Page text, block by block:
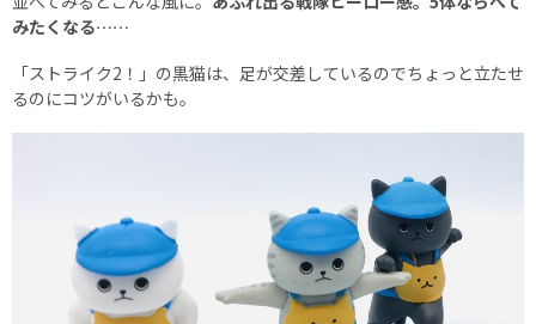
みたくなる……
「ストライク2！」の黒猫は、足が交差しているのでちょっと立たせ
るのにコツがいるかも。